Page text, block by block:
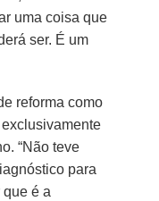
uma coisa que
ser. É um
reforma como
exclusivamente
“Não teve
para
é a